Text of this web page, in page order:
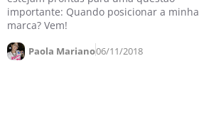
importante: Quando posicionar a minha
marca? Vem!
Paola Mariano06/11/2018